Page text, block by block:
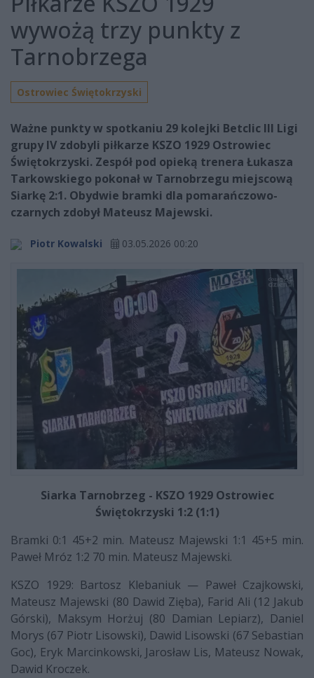
wywożą trzy punkty z
Tarnobrzega
Ostrowiec Świętokrzyski
Ważne punkty w spotkaniu 29 kolejki Betclic III Ligi
grupy IV zdobyli piłkarze KSZO 1929 Ostrowiec
Świętokrzyski. Zespół pod opieką trenera Łukasza
Tarkowskiego pokonał w Tarnobrzegu miejscową
Siarkę 2:1. Obydwie bramki dla pomarańczowo-
czarnych zdobył Mateusz Majewski.
Piotr Kowalski 03.05.2026 00:20
Siarka Tarnobrzeg - KSZO 1929 Ostrowiec
Świętokrzyski 1:2 (1:1)
Bramki 0:1 45+2 min. Mateusz Majewski 1:1 45+5 min.
Paweł Mróz 1:2 70 min. Mateusz Majewski.
KSZO 1929: Bartosz Klebaniuk — Paweł Czajkowski,
Mateusz Majewski (80 Dawid Zięba), Farid Ali (12 Jakub
Górski), Maksym Horżuj (80 Damian Lepiarz), Daniel
Morys (67 Piotr Lisowski), Dawid Lisowski (67 Sebastian
Goc), Eryk Marcinkowski, Jarosław Lis, Mateusz Nowak,
Dawid Kroczek.